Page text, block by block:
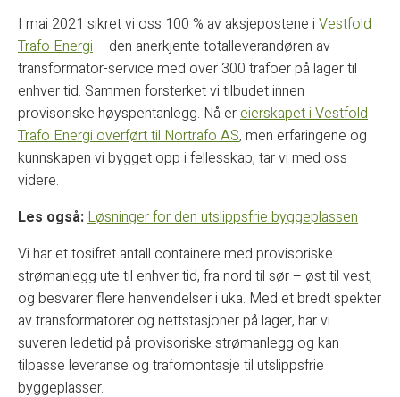
I mai 2021 sikret vi oss 100 % av aksjepostene i Vestfold
Trafo Energi– den anerkjente totalleverandøren av
transformator-service med over 300 trafoer på lager til
enhver tid. Sammen forsterket vi tilbudet innen
provisoriske høyspentanlegg. Nå ereierskapet i Vestfold
Trafo Energi overført til Nortrafo AS, men erfaringene og
kunnskapen vi bygget opp i fellesskap, tar vi med oss
videre.
Les også:Løsninger for den utslippsfrie byggeplassen
Vi har et tosifret antall containere med provisoriske
strømanlegg ute til enhver tid, fra nord til sør – øst til vest,
og besvarer flere henvendelser i uka. Med et bredt spekter
av transformatorer og nettstasjoner på lager, har vi
suveren ledetid på provisoriske strømanlegg og kan
tilpasse leveranse og trafomontasje til utslippsfrie
byggeplasser.